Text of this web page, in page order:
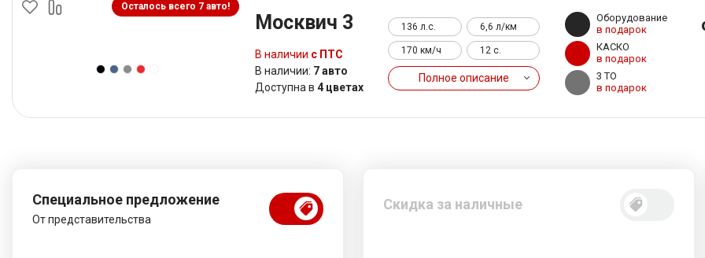
Осталось всего 7 авто!
Москвич 3
В наличии с ПТС
В наличии: 7 авто
Доступна в 4 цветах
136 л.с. 6,6 л/км
170 км/ч 12 c.
Полное описание
Оборудование
в подарок
КАСКО
в подарок
3 ТО
в подарок
Специальное предложение
От представительства
Скидка за наличные